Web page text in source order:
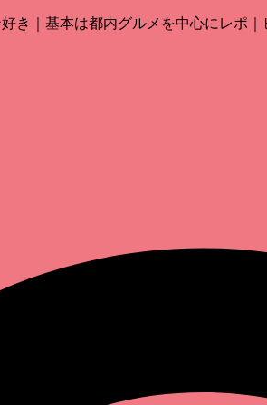
き｜基本は都内グルメを中心にレポ